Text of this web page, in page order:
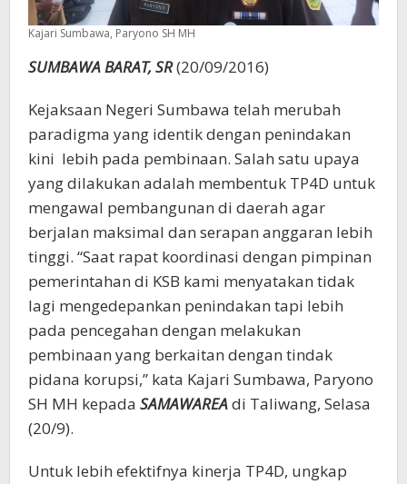
Kajari Sumbawa, Paryono SH MH
SUMBAWA BARAT, SR(20/09/2016)
Kejaksaan Negeri Sumbawa telah merubah
paradigma yang identik dengan penindakan
kini lebih pada pembinaan. Salah satu upaya
yang dilakukan adalah membentuk TP4D untuk
mengawal pembangunan di daerah agar
berjalan maksimal dan serapan anggaran lebih
tinggi. “Saat rapat koordinasi dengan pimpinan
pemerintahan di KSB kami menyatakan tidak
lagi mengedepankan penindakan tapi lebih
pada pencegahan dengan melakukan
pembinaan yang berkaitan dengan tindak
pidana korupsi,” kata Kajari Sumbawa, Paryono
SH MH kepada SAMAWAREAdi Taliwang, Selasa
(20/9).
Untuk lebih efektifnya kinerja TP4D, ungkap